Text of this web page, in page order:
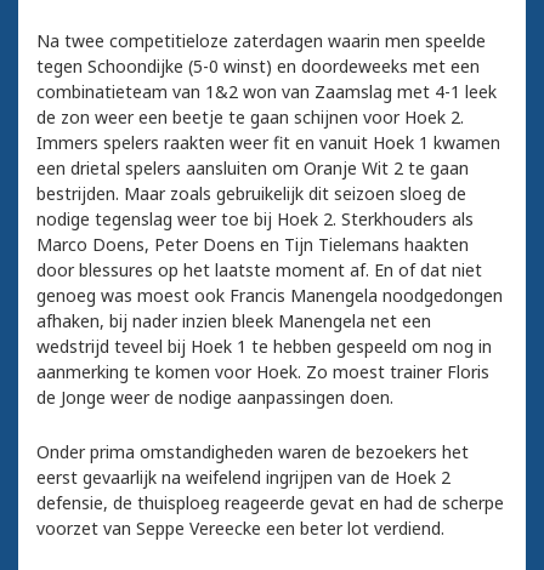
Na twee competitieloze zaterdagen waarin men speelde
tegen Schoondijke (5-0 winst) en doordeweeks met een
combinatieteam van 1&2 won van Zaamslag met 4-1 leek
de zon weer een beetje te gaan schijnen voor Hoek 2.
Immers spelers raakten weer fit en vanuit Hoek 1 kwamen
een drietal spelers aansluiten om Oranje Wit 2 te gaan
bestrijden. Maar zoals gebruikelijk dit seizoen sloeg de
nodige tegenslag weer toe bij Hoek 2. Sterkhouders als
Marco Doens, Peter Doens en Tijn Tielemans haakten
door blessures op het laatste moment af. En of dat niet
genoeg was moest ook Francis Manengela noodgedongen
afhaken, bij nader inzien bleek Manengela net een
wedstrijd teveel bij Hoek 1 te hebben gespeeld om nog in
aanmerking te komen voor Hoek. Zo moest trainer Floris
de Jonge weer de nodige aanpassingen doen.
Onder prima omstandigheden waren de bezoekers het
eerst gevaarlijk na weifelend ingrijpen van de Hoek 2
defensie, de thuisploeg reageerde gevat en had de scherpe
voorzet van Seppe Vereecke een beter lot verdiend.